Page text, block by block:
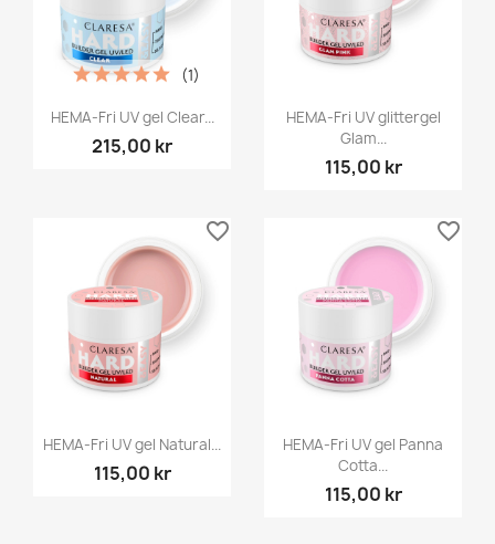
HEMA-Fri UV gel Clear...
215,00 kr
(1)
HEMA-Fri UV glittergel
Glam...
115,00 kr
HEMA-Fri UV gel Natural...
115,00 kr
favorite_border
HEMA-Fri UV gel Panna
Cotta...
115,00 kr
favorite_border